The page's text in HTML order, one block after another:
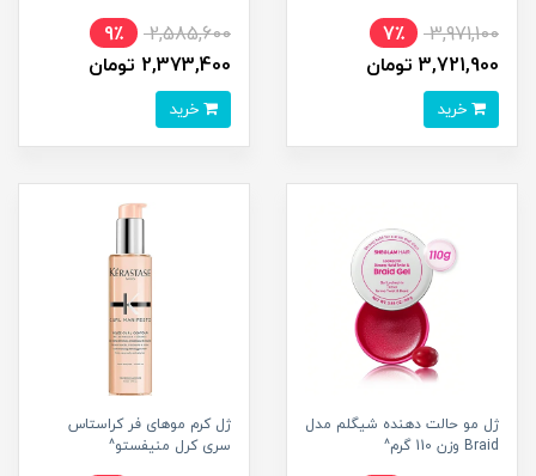
3,971,100
7٪
3,721,900 تومان
2,585,600
9٪
2,373,400 تومان
ژل مو حالت دهنده شیگلم مدل
Braid وزن 110 گرم^
ژل کرم موهای فر کراستاس
سری کرل منیفستو^